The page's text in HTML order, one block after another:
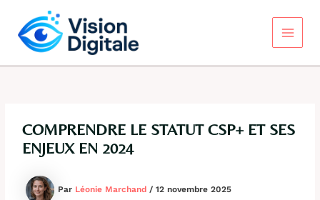
contenu
Main
Menu
COMPRENDRE LE STATUT CSP+ ET SES
ENJEUX EN 2024
Par Léonie Marchand/12 novembre 2025